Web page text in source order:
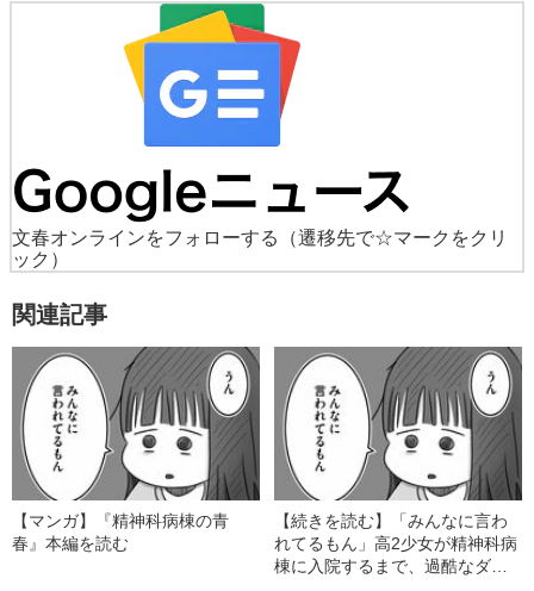
文春オンラインをフォローする
（遷移先で☆マークをクリ
ック）
関連記事
【マンガ】『精神科病棟の青
春』本編を読む
【続きを読む】「みんなに言わ
れてるもん」高2少女が精神科病
棟に入院するまで、過酷なダイ